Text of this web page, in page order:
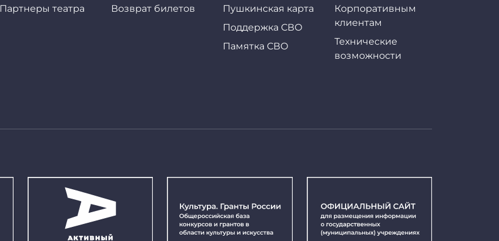
Партнеры театра Возврат билетов
Пушкинская карта
Поддержка СВО
Памятка СВО
Корпоративным
клиентам
Технические
возможности